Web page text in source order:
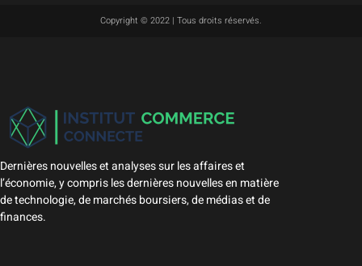
Copyright © 2022 | Tous droits réservés.
Dernières nouvelles et analyses sur les affaires et
l’économie, y compris les dernières nouvelles en matière
de technologie, de marchés boursiers, de médias et de
finances.